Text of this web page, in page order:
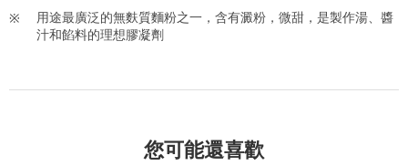
用途最廣泛的無麩質麵粉之一，含有澱粉，微甜，是製作湯、醬
汁和餡料的理想膠凝劑
您可能還喜歡